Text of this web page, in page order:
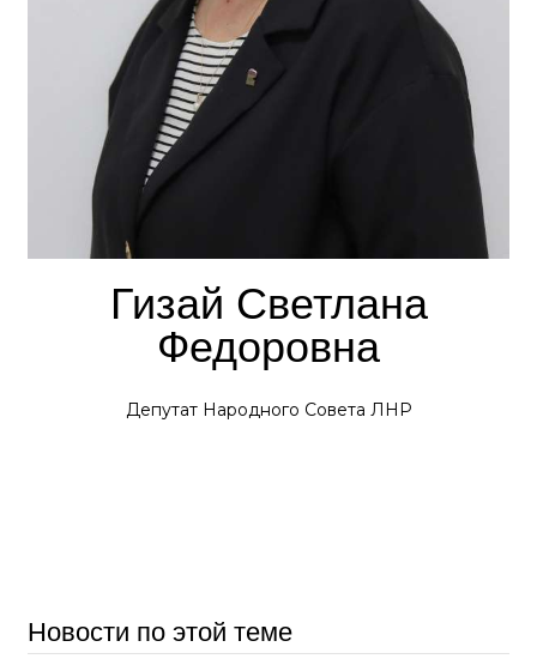
Гизай Светлана
Федоровна
Депутат Народного Совета ЛНР
Новости по этой теме